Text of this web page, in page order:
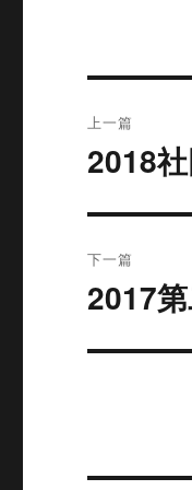
章
上一篇
上
文
2018
下一篇
下
文
2017